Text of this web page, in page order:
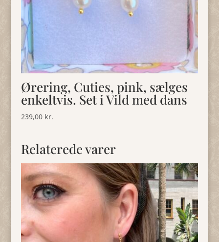
Ørering, Cuties, pink, sælges
enkeltvis. Set i Vild med dans
239,00 kr.
Relaterede varer